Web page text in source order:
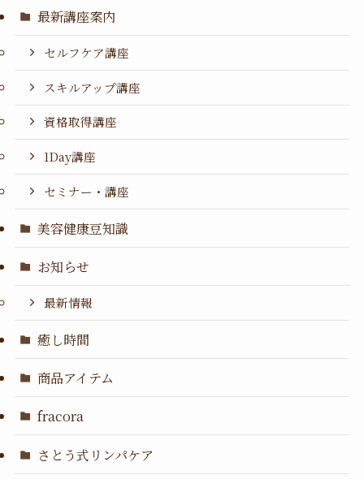
最新講座案内
セルフケア講座
スキルアップ講座
資格取得講座
1Day講座
セミナー・講座
美容健康豆知識
お知らせ
最新情報
癒し時間
商品アイテム
fracora
さとう式リンパケア